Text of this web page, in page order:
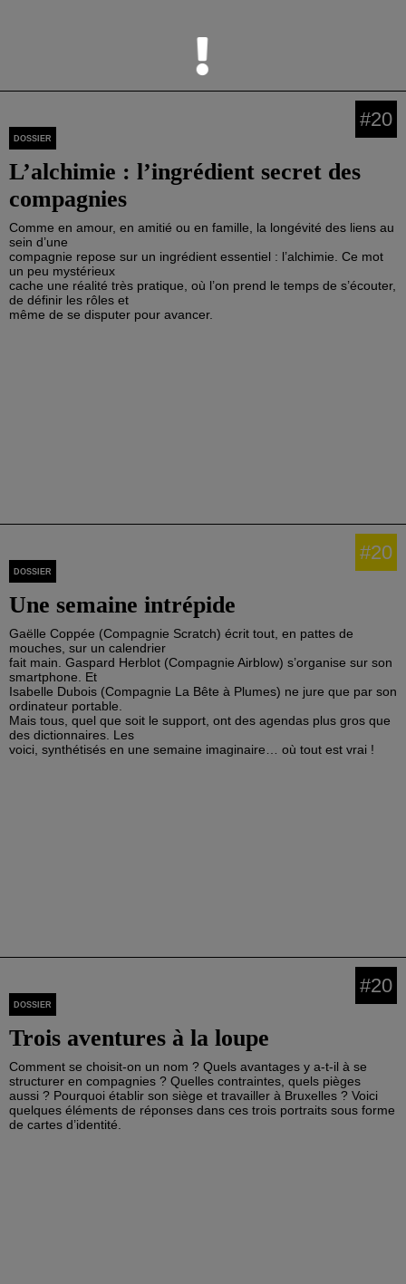
#20
DOSSIER
L’alchimie : l’ingrédient secret des
compagnies
Comme en amour, en amitié ou en famille, la longévité des liens au
sein d’une
compagnie repose sur un ingrédient essentiel : l’alchimie. Ce mot
un peu mystérieux
cache une réalité très pratique, où l’on prend le temps de s’écouter,
de définir les rôles et
même de se disputer pour avancer.
#20
DOSSIER
Une semaine intrépide
Gaëlle Coppée (Compagnie Scratch) écrit tout, en pattes de
mouches, sur un calendrier
fait main. Gaspard Herblot (Compagnie Airblow) s’organise sur son
smartphone. Et
Isabelle Dubois (Compagnie La Bête à Plumes) ne jure que par son
ordinateur portable.
Mais tous, quel que soit le support, ont des agendas plus gros que
des dictionnaires. Les
voici, synthétisés en une semaine imaginaire… où tout est vrai !
#20
DOSSIER
Trois aventures à la loupe
Comment se choisit-on un nom ? Quels avantages y a-t-il à se
structurer en compagnies ? Quelles contraintes, quels pièges
aussi ? Pourquoi établir son siège et travailler à Bruxelles ? Voici
quelques éléments de réponses dans ces trois portraits sous forme
de cartes d’identité.